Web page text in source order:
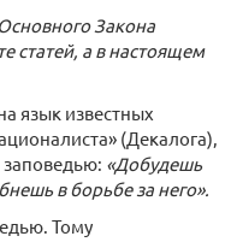
Закона
статей, а в настоящем
язык известных
(Декалога),
заповедью: «Добудешь
в борьбе за него».
Тому